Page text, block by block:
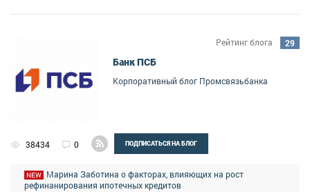
Банк ПСБ
Корпоративный блог Промсвязьбанка
38434 0 ПОДПИСАТЬСЯ НА БЛОГ
NEW
Марина Заботина о факторах, влияющих на рост
рефинанирования ипотечных кредитов
Рейтинг блога 29